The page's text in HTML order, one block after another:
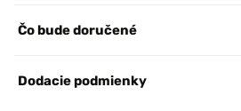
Čo bude doručené
Dodacie podmienky